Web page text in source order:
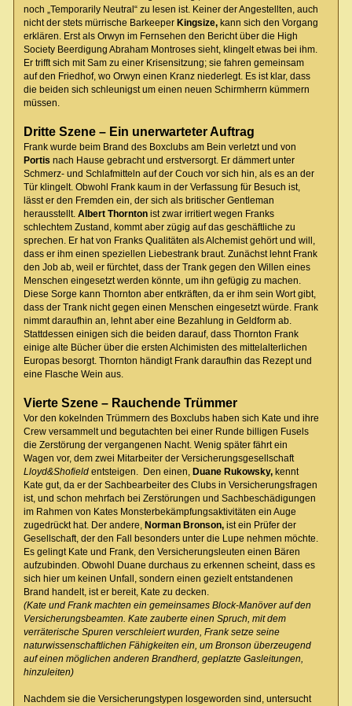
noch „Temporarily Neutral“ zu lesen ist. Keiner der Angestellten, auch
nicht der stets mürrische BarkeeperKingsize,kann sich den Vorgang
erklären. Erst als Orwyn im Fernsehen den Bericht über die High
Society Beerdigung Abraham Montroses sieht, klingelt etwas bei ihm.
Er trifft sich mit Sam zu einer Krisensitzung; sie fahren gemeinsam
auf den Friedhof, wo Orwyn einen Kranz niederlegt. Es ist klar, dass
die beiden sich schleunigst um einen neuen Schirmherrn kümmern
müssen.
Dritte Szene – Ein unerwarteter Auftrag
Frank wurde beim Brand des Boxclubs am Bein verletzt und von
Portis nach Hause gebracht und erstversorgt. Er dämmert unter
Schmerz- und Schlafmitteln auf der Couch vor sich hin, als es an der
Tür klingelt. Obwohl Frank kaum in der Verfassung für Besuch ist,
lässt er den Fremden ein, der sich als britischer Gentleman
herausstellt. Albert Thorntonist zwar irritiert wegen Franks
schlechtem Zustand, kommt aber zügig auf das geschäftliche zu
sprechen. Er hat von Franks Qualitäten als Alchemist gehört und will,
dass er ihm einen speziellen Liebestrank braut. Zunächst lehnt Frank
den Job ab, weil er fürchtet, dass der Trank gegen den Willen eines
Menschen eingesetzt werden könnte, um ihn gefügig zu machen.
Diese Sorge kann Thornton aber entkräften, da er ihm sein Wort gibt,
dass der Trank nicht gegen einen Menschen eingesetzt würde. Frank
nimmt daraufhin an, lehnt aber eine Bezahlung in Geldform ab.
Stattdessen einigen sich die beiden darauf, dass Thornton Frank
einige alte Bücher über die ersten Alchimisten des mittelalterlichen
Europas besorgt. Thornton händigt Frank daraufhin das Rezept und
eine Flasche Wein aus.
Vierte Szene – Rauchende Trümmer
Vor den kokelnden Trümmern des Boxclubs haben sich Kate und ihre
Crew versammelt und begutachten bei einer Runde billigen Fusels
die Zerstörung der vergangenen Nacht. Wenig später fährt ein
Wagen vor, dem zwei Mitarbeiter der Versicherungsgesellschaft
Lloyd&Shofield entsteigen. Den einen, Duane Rukowsky,kennt
Kate gut, da er der Sachbearbeiter des Clubs in Versicherungsfragen
ist, und schon mehrfach bei Zerstörungen und Sachbeschädigungen
im Rahmen von Kates Monsterbekämpfungsaktivitäten ein Auge
zugedrückt hat. Der andere,Norman Bronson,ist ein Prüfer der
Gesellschaft, der den Fall besonders unter die Lupe nehmen möchte.
Es gelingt Kate und Frank, den Versicherungsleuten einen Bären
aufzubinden. Obwohl Duane durchaus zu erkennen scheint, dass es
sich hier um keinen Unfall, sondern einen gezielt entstandenen
Brand handelt, ist er bereit, Kate zu decken.
(Kate und Frank machten ein gemeinsames Block-Manöver auf den
Versicherungsbeamten. Kate zauberte einen Spruch, mit dem
verräterische Spuren verschleiert wurden, Frank setze seine
naturwissenschaftlichen Fähigkeiten ein, um Bronson überzeugend
auf einen möglichen anderen Brandherd, geplatzte Gasleitungen,
hinzuleiten)
Nachdem sie die Versicherungstypen losgeworden sind, untersucht